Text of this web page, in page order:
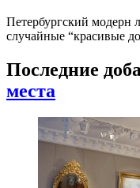
Петербургский модерн
случайные “красивые
Последние
места